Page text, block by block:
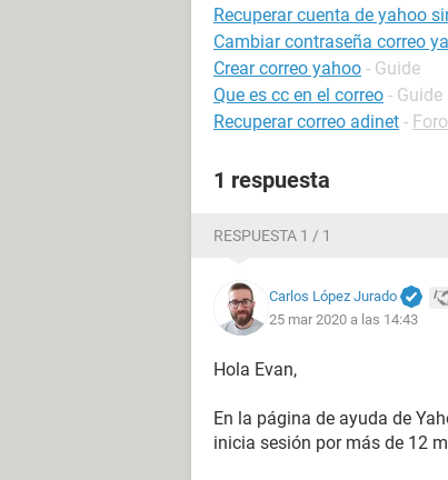
Recuperar cuenta de yahoo
Cambiar contraseña correo
Crear correo yahoo - Guide
Que es cc en el correo - Guide
Recuperar correo adinet -
1 respuesta
RESPUESTA 1 / 1
Carlos López Jurado
25 mar 2020 a las 14:43
Hola Evan,
En la página de ayuda de
inicia sesión por más de 12